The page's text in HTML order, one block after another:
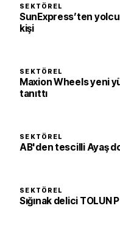
SEKTÖREL
SunExpress’ten
kişi
SEKTÖREL
Maxion Wheels yeni
tanıttı
SEKTÖREL
AB'den tescilli Ayaş
SEKTÖREL
Sığınak delici